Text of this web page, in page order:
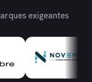
exigeantes